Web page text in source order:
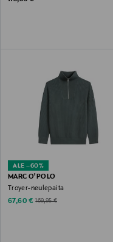
ALE –60%
MARC O'POLO
Troyer-neulepaita
Discounted Price
67,60 € Original Price
169,95 €